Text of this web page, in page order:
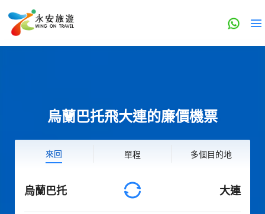
烏蘭巴托飛大連的廉價機票
來回 單程 多個目的地
烏蘭巴托 大連